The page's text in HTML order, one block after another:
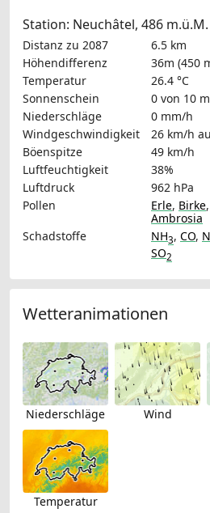
Station: Neuchâtel, 486 m.ü.M.
Distanz zu 2087
6.5 km
Höhendifferenz
36m (450
Temperatur
26.4 °C
Sonnenschein
0 von 10
Niederschläge
0 mm/h
Windgeschwindigkeit
26 km/h
Böenspitze
49 km/h
Luftfeuchtigkeit
38%
Luftdruck
962 hPa
Pollen
Erle, Birke,
Ambrosia
Schadstoffe
NH3, CO,
SO2
Wetteranimationen
Niederschläge Wind
Temperatur